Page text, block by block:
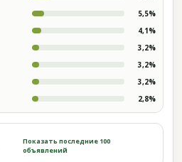
5,5%
4,1%
3,2%
3,2%
3,2%
2,8%
Показать последние 100
объявлений